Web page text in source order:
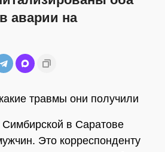
аварии на
травмы они получили
в Саратове
Это корреспонденту